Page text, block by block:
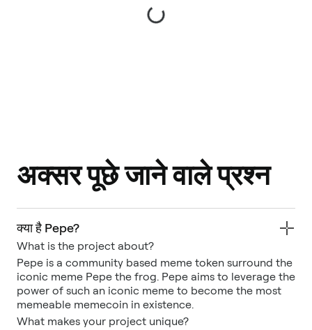
अक्सर पूछे जाने वाले प्रश्न
क्या है Pepe?
What is the project about?
Pepe is a community based meme token surround the
iconic meme Pepe the frog. Pepe aims to leverage the
power of such an iconic meme to become the most
memeable memecoin in existence.
What makes your project unique?